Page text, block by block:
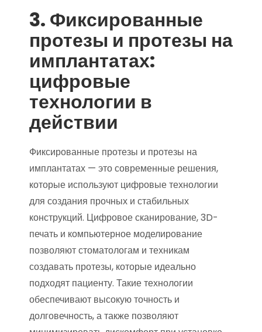
3. Фиксированные
протезы и протезы на
имплантатах:
цифровые
технологии в
действии
Фиксированные протезы и протезы на
имплантатах — это современные решения,
которые используют цифровые технологии
для создания прочных и стабильных
конструкций. Цифровое сканирование, 3D-
печать и компьютерное моделирование
позволяют стоматологам и техникам
создавать протезы, которые идеально
подходят пациенту. Такие технологии
обеспечивают высокую точность и
долговечность, а также позволяют